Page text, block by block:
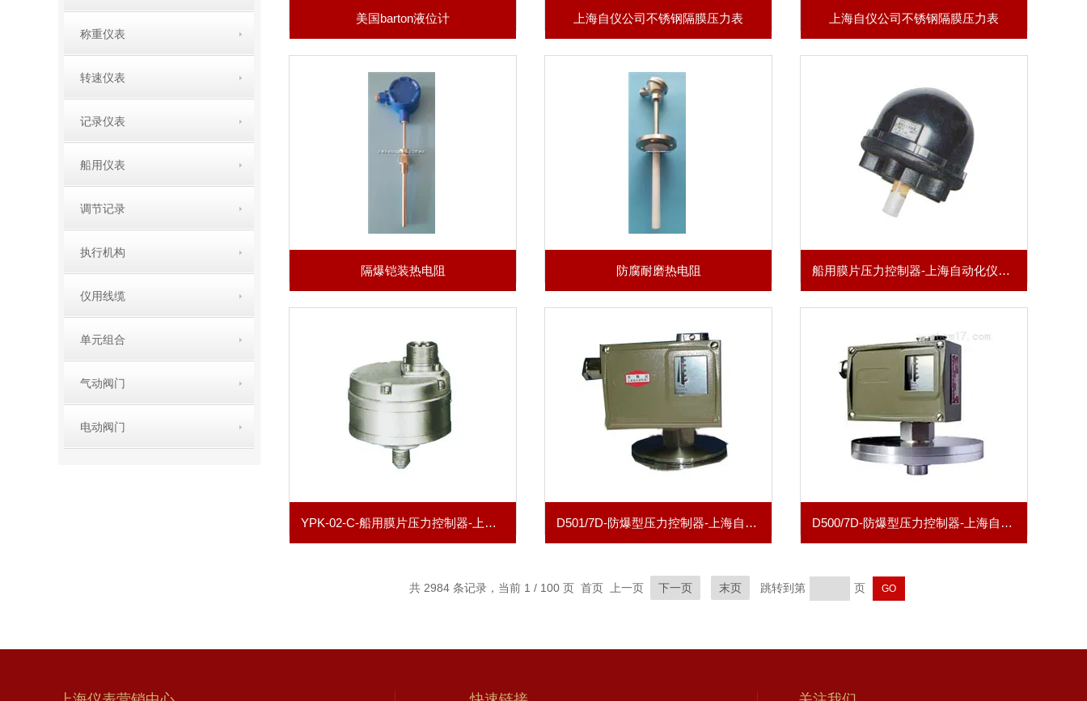
称重仪表
转速仪表
记录仪表
船用仪表
调节记录
执行机构
仪用线缆
单元组合
气动阀门
电动阀门
美国barton液位计 上海自仪公司不锈钢隔膜压力表 上海自仪公司不锈钢隔膜压力表
隔爆铠装热电阻 防腐耐磨热电阻 船用膜片压力控制器-上海自动化仪表五厂
YPK-02-C-船用膜片压力控制器-上海自动化仪表五厂 D501/7D-防爆型压力控制器-上海自动化仪表四厂 D500/7D-防爆型压力控制器-上海自动化仪表四厂
共 2984 条记录，当前 1 / 100 页 首页 上一页 下一页 末页 跳转到第 页